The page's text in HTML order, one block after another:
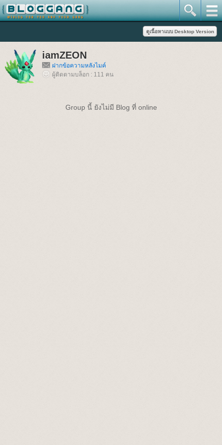
iamZEON
ฝากข้อความหลังไมค์
ผู้ติดตามบล็อก : 111 คน
Group นี้ ยังไม่มี Blog ที่ online